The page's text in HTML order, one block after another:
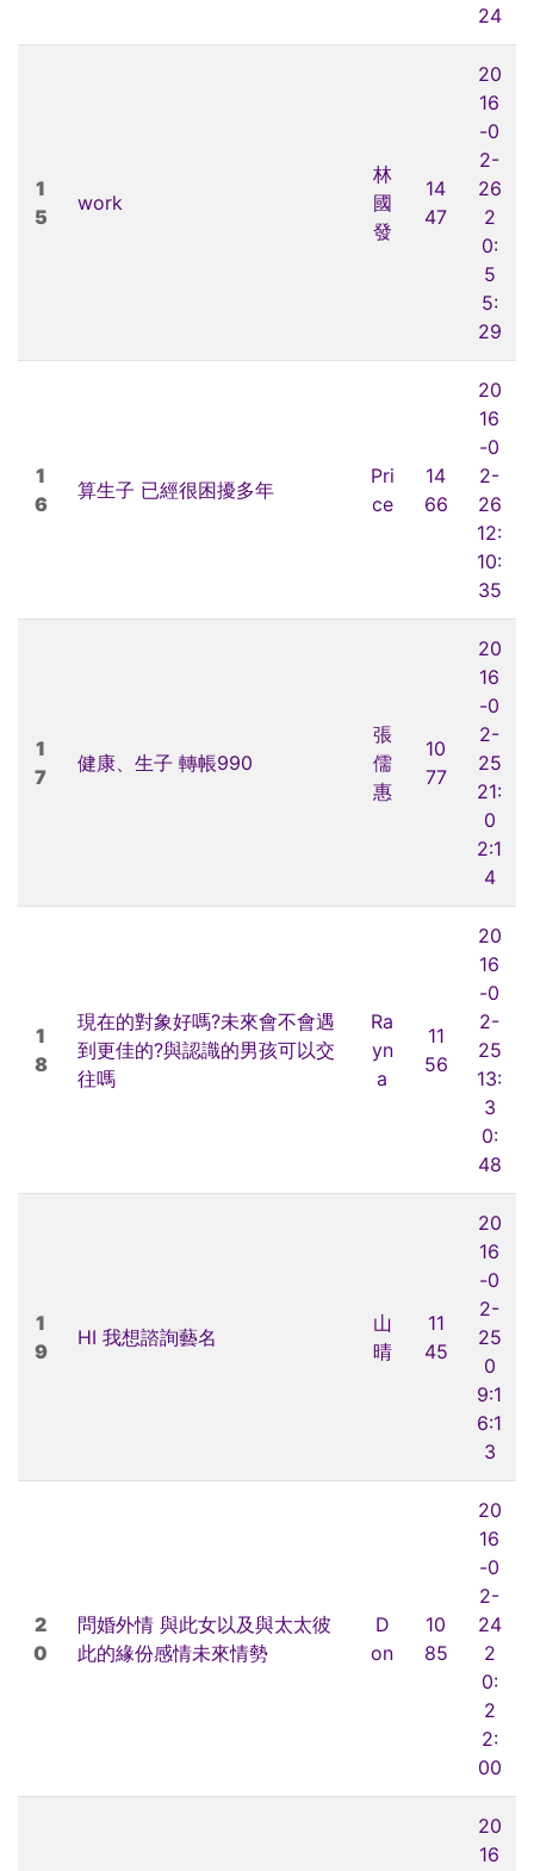
24
1
5
work
林
國
發
14
47
20
16
-0
2-
26
2
0:
5
5:
29
1
6
算生子 已經很困擾多年
Pri
ce
14
66
20
16
-0
2-
26
12:
10:
35
1
7
健康、生子 轉帳990
張
儒
惠
10
77
20
16
-0
2-
25
21:
0
2:1
4
1
8
現在的對象好嗎?未來會不會遇
到更佳的?與認識的男孩可以交
往嗎
Ra
yn
a
11
56
20
16
-0
2-
25
13:
3
0:
48
1
9
HI 我想諮詢藝名
山
晴
11
45
20
16
-0
2-
25
0
9:1
6:1
3
2
0
問婚外情 與此女以及與太太彼
此的緣份感情未來情勢
D
on
10
85
20
16
-0
2-
24
2
0:
2
2:
00
20
16